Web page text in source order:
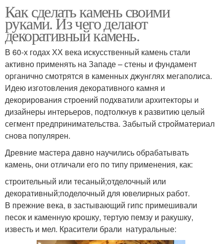
Как сделать камень своими
руками. Из чего делают
декоративный камень.
В 60-х годах ХХ века искусственный камень стали
активно применять на Западе – стены и фундамент
органично смотрятся в каменных джунглях мегаполиса.
Идею изготовления декоративного камня и
декорирования строений подхватили архитекторы и
дизайнеры интерьеров, подтолкнув к развитию целый
сегмент предпринимательства. Забытый стройматериал
снова популярен.
Древние мастера давно научились обрабатывать
камень, они отличали его по типу применения, как:
строительный или тесаный;отделочный или
декоративный;поделочный для ювелирных работ.
В прежние века, в застывающий гипс примешивали
песок и каменную крошку, тертую пемзу и ракушку,
известь и мел. Красители брали натуральные: